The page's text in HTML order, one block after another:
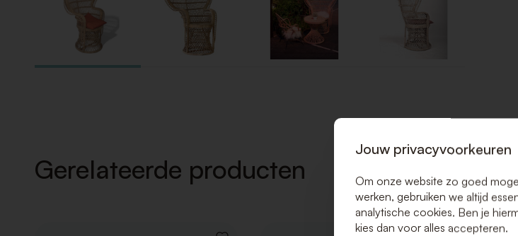
Gerelateerde producten
Jouw privacyvoorkeuren
Om onze website zo goed
werken, gebruiken we altijd
analytische cookies. Ben je
kies dan voor alles accepteren.